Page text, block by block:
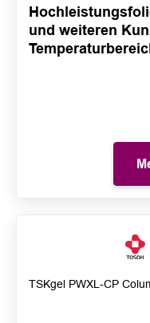
und weiteren
TSKgel PWXL-CP